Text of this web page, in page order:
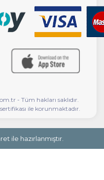
- Tüm hakları saklıdır.
ile korunmaktadır.
ile hazırlanmıştır.